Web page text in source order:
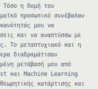
Τόσο η δομή του
προσωπικό συνέβαλαν
μου να
και να αναπτύσσω με
Το μεταπτυχιακό και η
διαδραμάτισαν
μετάβασή μου από
και Machine Learning
κατάρτισης και